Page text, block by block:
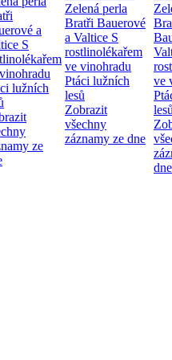
a
S
lužních
ze
Zelená perla
Bratři Bauerové
a Valtice S
rostlinolékařem
ve vinohradu
Ptáci lužních
lesů
Zobrazit
všechny
záznamy ze dne
ve
dne